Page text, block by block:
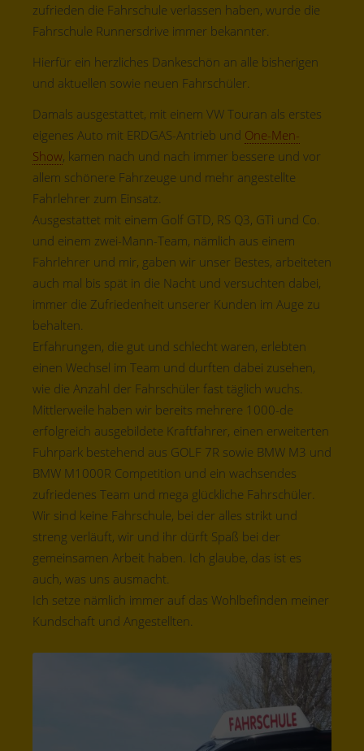
zufrieden die Fahrschule verlassen haben, wurde die
Fahrschule Runnersdrive immer bekannter.
Hierfür ein herzliches Dankeschön an alle bisherigen
und aktuellen sowie neuen Fahrschüler.
Damals ausgestattet, mit einem VW Touran als erstes
eigenes Auto mit ERDGAS-Antrieb und One-Men-
Show, kamen nach und nach immer bessere und vor
allem schönere Fahrzeuge und mehr angestellte
Fahrlehrer zum Einsatz.
Ausgestattet mit einem Golf GTD, RS Q3, GTi und Co.
und einem zwei-Mann-Team, nämlich aus einem
Fahrlehrer und mir, gaben wir unser Bestes, arbeiteten
auch mal bis spät in die Nacht und versuchten dabei,
immer die Zufriedenheit unserer Kunden im Auge zu
behalten.
Erfahrungen, die gut und schlecht waren, erlebten
einen Wechsel im Team und durften dabei zusehen,
wie die Anzahl der Fahrschüler fast täglich wuchs.
Mittlerweile haben wir bereits mehrere 1000-de
erfolgreich ausgebildete Kraftfahrer, einen erweiterten
Fuhrpark bestehend aus GOLF 7R sowie BMW M3 und
BMW M1000R Competition und ein wachsendes
zufriedenes Team und mega glückliche Fahrschüler.
Wir sind keine Fahrschule, bei der alles strikt und
streng verläuft, wir und ihr dürft Spaß bei der
gemeinsamen Arbeit haben. Ich glaube, das ist es
auch, was uns ausmacht.
Ich setze nämlich immer auf das Wohlbefinden meiner
Kundschaft und Angestellten.